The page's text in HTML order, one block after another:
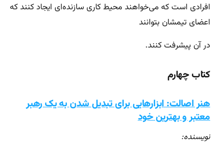
افرادی است که می‌خواهند محیط کاری سازنده‌ای ایجاد کنند که
اعضای تیمشان بتوانند
در آن پیشرفت کنند.
کتاب چهارم
هنر اصالت: ابزارهایی برای تبدیل شدن به یک رهبر
معتبر و بهترین خود
نویسنده: